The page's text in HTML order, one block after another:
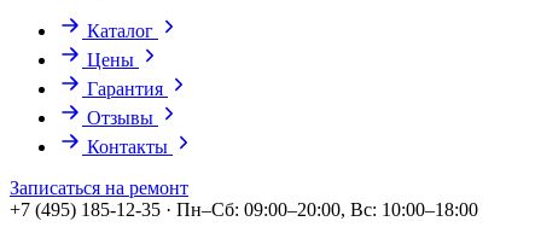
Каталог
Цены
Гарантия
Отзывы
Контакты
Записаться на ремонт
+7 (495) 185-12-35 · Пн–Сб: 09:00–20:00, Вс: 10:00–18:00